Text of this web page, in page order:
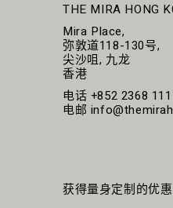
THE MIRA HONG
Mira Place,
弥敦道118-130号,
尖沙咀, 九龙
香港
电话 +852 2368
电邮
获得量身定制的优惠